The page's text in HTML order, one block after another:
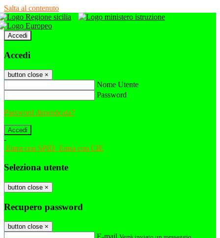
Salta al contenuto
Accedi
Accedi
button close ×
Nome Utente
Password
Password dimenticata?
-
Entra con SPID Entra con CIE
Seleziona utente
button close ×
Recupero password
button close ×